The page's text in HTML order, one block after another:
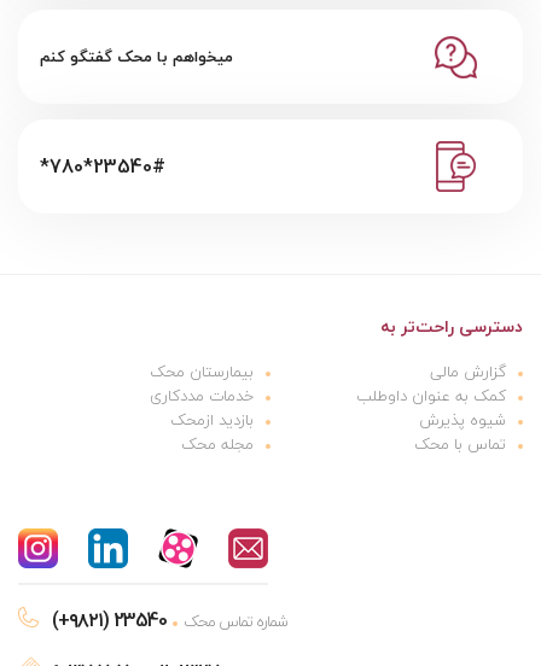
میخواهم با محک گفتگو کنم
*780*23540#
دسترسی راحت‌تر به
گزارش مالی
بیمارستان محک
کمک به عنوان داوطلب
خدمات مددکاری
شیوه پذیرش
بازدید ازمحک
تماس با محک
مجله محک
(+۹۸۲۱) 23540 شماره تماس محک